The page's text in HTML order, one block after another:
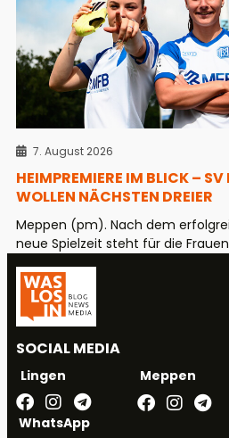
7. August 2026
HEIMPREMIERE IM BLICK – SV
WOLLEN NÄCHSTEN DREIER
Meppen (pm). Nach dem
neue Spielzeit steht für die Frauen
SOCIAL MEDIA
Lingen Meppen
WhatsApp